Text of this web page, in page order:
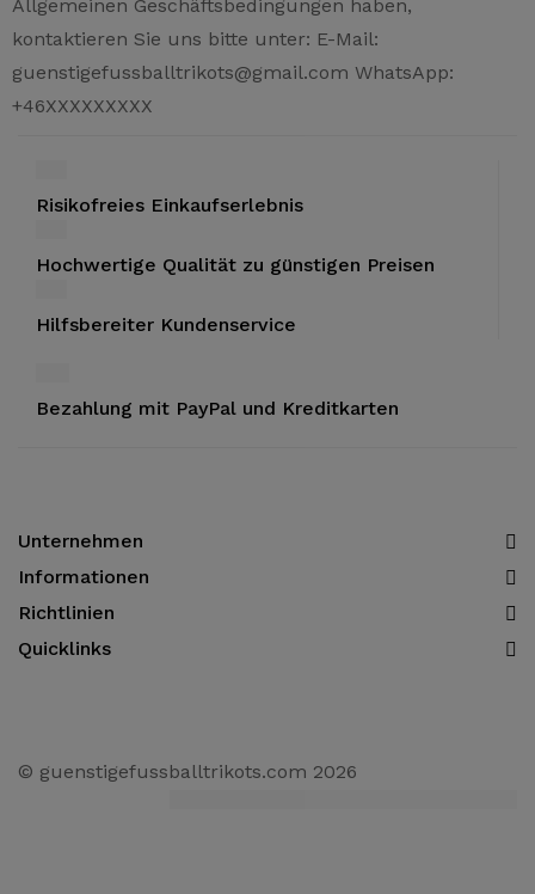
Allgemeinen Geschäftsbedingungen haben,
kontaktieren Sie uns bitte unter: E-Mail:
guenstigefussballtrikots@gmail.com WhatsApp:
+46XXXXXXXXX
Risikofreies Einkaufserlebnis
Hochwertige Qualität zu günstigen Preisen
Hilfsbereiter Kundenservice
Bezahlung mit PayPal und Kreditkarten
Unternehmen
Informationen​
Richtlinien
Quicklinks
© guenstigefussballtrikots.com 2026